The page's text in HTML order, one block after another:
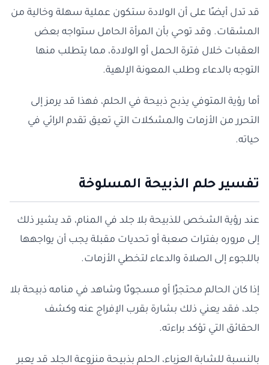
قد تدل أيضًا على أن الولادة ستكون عملية سهلة وخالية من
المشقات. وقد توحي بأن المرأة الحامل ستواجه بعض
العقبات خلال فترة الحمل أو الولادة، مما يتطلب منها
التوجه بالدعاء وطلب المعونة الإلهية.
أما رؤية المتوفي يذبح ذبيحة في الحلم، فهذا قد يرمز إلى
التحرر من الأزمات والمشكلات التي تعيق تقدم الرائي في
حياته.
تفسير حلم الذبيحة المسلوخة
عند رؤية الشخص للذبيحة بلا جلد في المنام، قد يشير ذلك
إلى مروره بفترات صعبة أو تحديات مقبلة يجب أن يواجهها
باللجوء إلى الصلاة والدعاء لتخطي الأزمات.
إذا كان الحالم محتجزًا أو مسجونًا وشاهد في منامه ذبيحة بلا
جلد، فقد يعني ذلك بشارة بقرب الإفراج عنه وكشف
الحقائق التي تؤكد براءته.
بالنسبة للشابة العزباء، الحلم بذبيحة منزوعة الجلد قد يعبر